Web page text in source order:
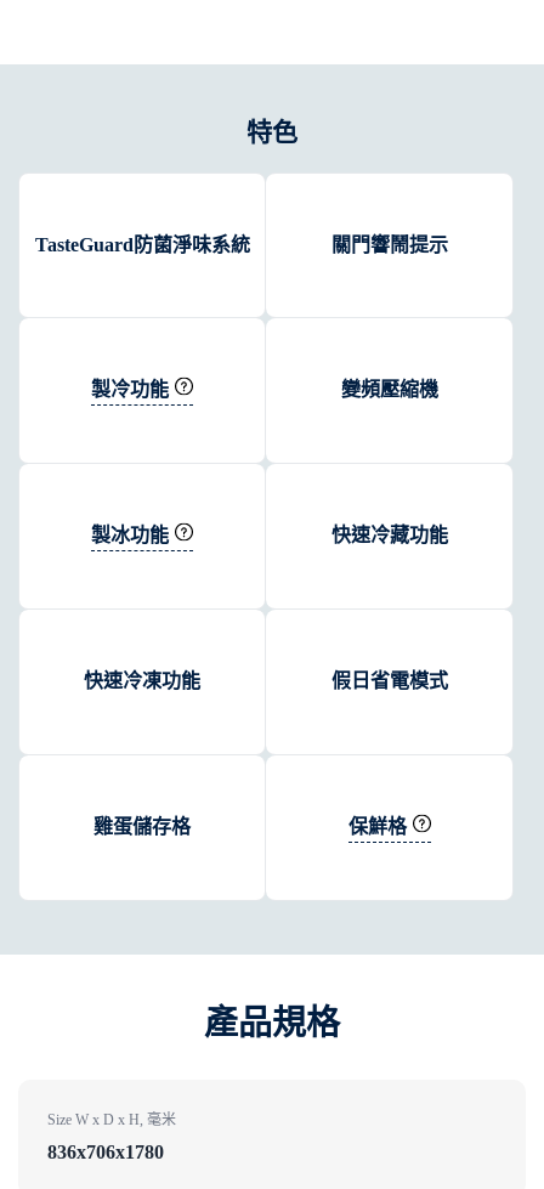
特色
TasteGuard防菌淨味系統 關門響鬧提示
製冷功能 變頻壓縮機
製冰功能 快速冷藏功能
快速冷凍功能 假日省電模式
雞蛋儲存格 保鮮格
產品規格
Size W x D x H, 毫米
836x706x1780